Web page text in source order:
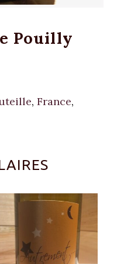
Pouilly
, France,